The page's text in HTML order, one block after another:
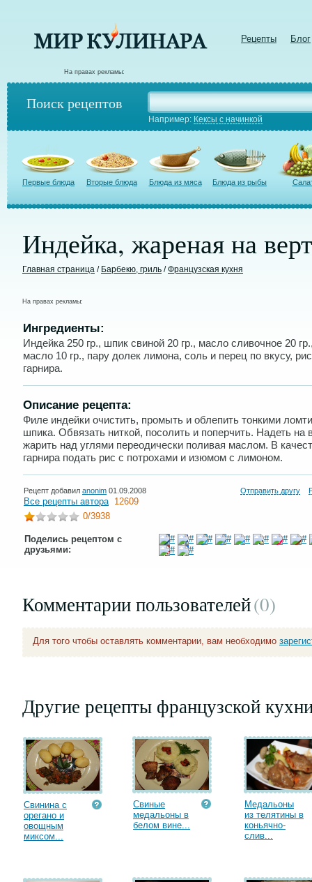
Рецепты Блог
На правах рекламы:
Поиск рецептов
Например: Кексы с начинкой
Первые блюда Вторые блюда Блюда из мяса Блюда из рыбы
Индейка, жареная на
Главная страница / Барбекю, гриль /Французская кухня
На правах рекламы:
Ингредиенты:
Индейка 250 гр., шпик свиной 20 гр., масло сливочное 20
масло 10 гр., пару долек лимона, соль и перец по вкусу,
гарнира.
Описание рецепта:
Филе индейки очистить, промыть и облепить тонкими
шпика. Обвязать ниткой, посолить и поперчить. Надеть на
жарить над углями переодически поливая маслом. В
гарнира подать рис с потрохами и изюмом с лимоном.
Рецепт добавил anonim 01.09.2008 Отправить другу
Все рецепты автора 12609
0/3938
Поделись рецептом с
друзьями:
Комментарии пользователей(0)
Для того чтобы оставлять комментарии, вам необходимо
Другие рецепты французской
Свинина с
орегано и
овощным
миксом...
Свиные
медальоны в
белом вине...
Медальоны
из телятины в
коньячно-
слив...